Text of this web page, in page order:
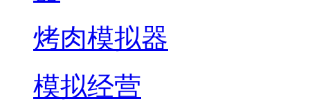
烤肉模拟器
模拟经营